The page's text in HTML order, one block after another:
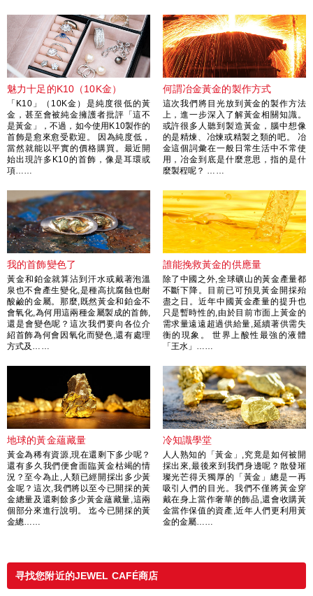
魅力十足的K10（10K金）
「K10」（10K金）是純度很低的黃
金，甚至會被純金擁護者批評「這不
是黃金」，不過，如今使用K10製作的
首飾是愈來愈受歡迎。 因為純度低，
當然就能以平實的價格購買。最近開
始出現許多K10的首飾，像是耳環或
項……
何謂冶金黃金的製作方式
這次我們將目光放到黃金的製作方法
上，進一步深入了解黃金相關知識。
或許很多人聽到製造黃金，腦中想像
的是精煉、冶煉或精製之類的吧。 冶
金這個詞彙在一般日常生活中不常使
用，冶金到底是什麼意思，指的是什
麼製程呢？ ……
我的首飾變色了
黃金和鉑金就算沾到汗水或戴著泡溫
泉也不會產生變化,是種高抗腐蝕也耐
酸鹼的金屬。那麼,既然黃金和鉑金不
會氧化,為何用這兩種金屬製成的首飾,
還是會變色呢？這次我們要向各位介
紹首飾為何會因氧化而變色,還有處理
方式及……
誰能挽救黃金的供應量
除了中國之外,全球礦山的黃金產量都
不斷下降。目前已可預見黃金開採殆
盡之日。近年中國黃金產量的提升也
只是暫時性的,由於目前市面上黃金的
需求量遠遠超過供給量,延續著供需失
衡的現象。 世界上酸性最強的液體
「王水」……
地球的黃金蘊藏量
黃金為稀有資源,現在還剩下多少呢？
還有多久我們便會面臨黃金枯竭的情
況？至今為止,人類已經開採出多少黃
金呢？這次,我們將以至今已開採的黃
金總量及還剩餘多少黃金蘊藏量,這兩
個部分來進行說明。 迄今已開採的黃
金總……
冷知識學堂
人人熟知的「黃金」,究竟是如何被開
採出來,最後來到我們身邊呢？散發璀
璨光芒得天獨厚的「黃金」總是一再
吸引人們的目光。我們不僅將黃金穿
戴在身上當作奢華的飾品,還會收購黃
金當作保值的資產,近年人們更利用黃
金的金屬……
寻找您附近的JEWEL CAFÉ商店